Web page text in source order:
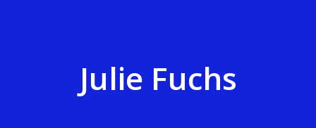
Julie Fuchs